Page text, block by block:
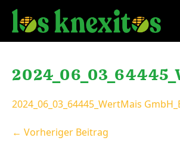
Zum
Inhalt
springen
2024_06_03_64445_WertMais
Beitragsnavigation
← Vorheriger Beitrag